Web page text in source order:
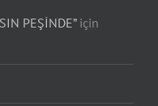
PEŞİNDE”için